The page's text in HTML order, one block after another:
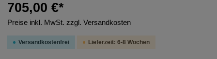
705,00 €*
Preise inkl. MwSt. zzgl. Versandkosten
Versandkostenfrei Lieferzeit: 6-8 Wochen